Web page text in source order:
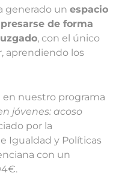
generado un espacio
de forma
, con el único
aprendiendo los
en nuestro programa
jóvenes: acoso
por la
Igualdad y Políticas
con un